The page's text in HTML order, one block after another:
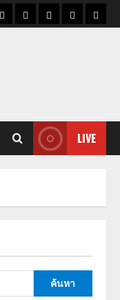
ข่าว
ข่าว
ดูด
ที่
ผู้ชา
LIVE